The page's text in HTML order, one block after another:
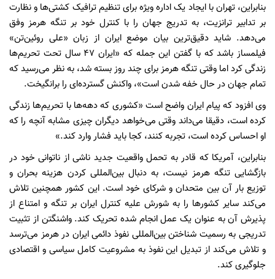
بنابراین، تهران با ایجاد یک اداره ویژه برای تنظیم ترافیک کشتی‌ها و نظارت
بر تدابیر ترانزیت، به تدریج جهان را با کنترل خود بر تنگه هرمز وفق
می‌دهد. شاید دقیق‌ترین بیان موضع ایران از زبان «علی روئین‌تن»
فیلمساز باشد که با گفتن این جمله که «ایران ۴۷ سال تحت تحریم‌ها
زندگی کرد اما وقتی تنگه هرمز برای چند روز بسته شد، به نظر می‌رسید که
تمام جهان در حال خفه شدن است»، واکنش گسترده‌ای را برانگیخت.
وی افزود که پیام ایران واضح است «کشوری که دهه‌ها با تحریم‌ها زندگی
کرده است، دقیقا می‌داند وقتی می‌خواهد دیگران چیزی مشابه آنچه را که
او احساس کرده است، تجربه کنند، کجا باید فشار وارد کند.»
بنابراین، آمریکا که قادر به تحمل واقعیت جدید ناشی از ناتوانی خود در
بازگشایی تنگه هرمز نیست، به دنبال بین‌المللی کردن هزینه بحران و
توزیع بار آن بین متحدان و شرکای خود است. این کشور همچنین تلاش
می‌کند سایر کشورها را به شورش علیه کنترل ایران بر تنگه و امتناع از
پذیرش آن به عنوان یک عمل انجام شده تحریک کند. واشنگتن از تثبیت
تدریجی به رسمیت شناختن بین‌المللی نفوذ دائمی ایران در هرمز می‌ترسد
و تلاش می‌کند از تبدیل این نفوذ به مشروعیت کامل سیاسی و اقتصادی
جلوگیری کند.